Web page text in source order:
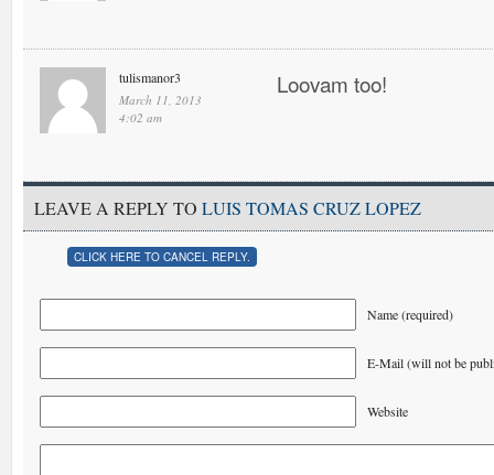
tulismanor3
March 11, 2013
4:02 am
Loovam too!
LEAVE A REPLY TO LUIS TOMAS CRUZ LOPEZ
CLICK HERE TO CANCEL REPLY.
Name (required)
E-Mail (will not be
Website